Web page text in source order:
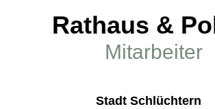
Rathaus &
Mitarbeiter
Stadt Schlüchtern